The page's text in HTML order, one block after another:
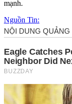
mạnh.
Nguồn Tin: